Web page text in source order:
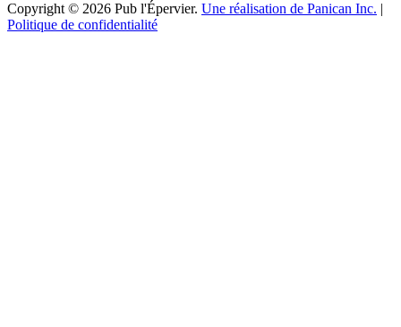
Copyright © 2026 Pub l'Épervier. Une réalisation de Panican Inc. |
Politique de confidentialité